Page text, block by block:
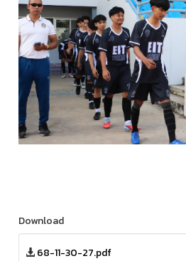
Download
68-11-30-27.pdf